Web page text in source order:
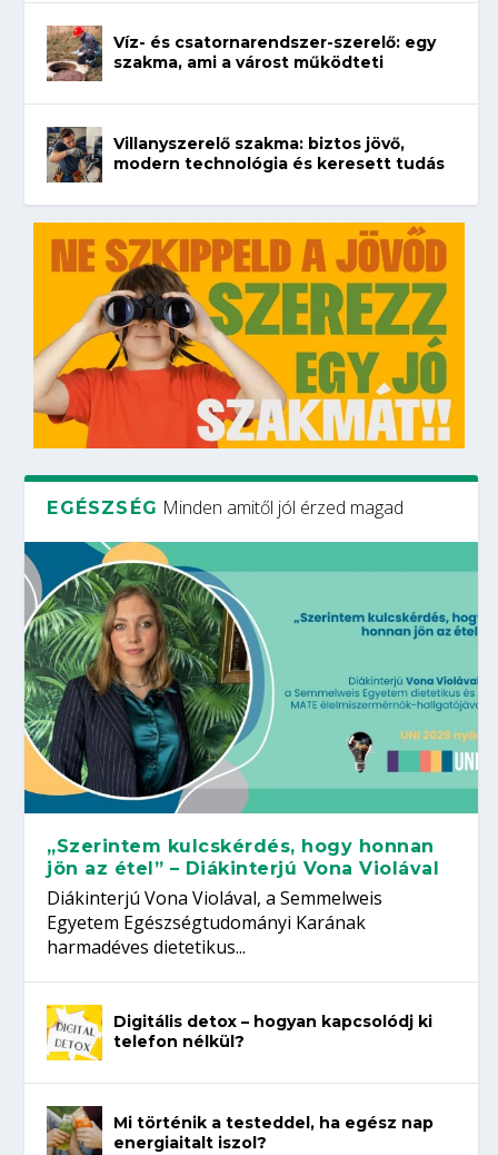
Víz- és csatornarendszer-szerelő: egy
szakma, ami a várost működteti
Villanyszerelő szakma: biztos jövő,
modern technológia és keresett tudás
EGÉSZSÉG Minden amitől jól érzed magad
„Szerintem kulcskérdés, hogy honnan
jön az étel” – Diákinterjú Vona Violával
Diákinterjú Vona Violával, a Semmelweis
Egyetem Egészségtudományi Karának
harmadéves dietetikus...
Digitális detox – hogyan kapcsolódj ki
telefon nélkül?
Mi történik a testeddel, ha egész nap
energiaitalt iszol?